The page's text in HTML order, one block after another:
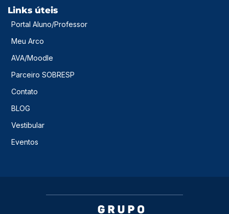
Links úteis
Portal Aluno/Professor
Meu Arco
AVA/Moodle
Parceiro SOBRESP
Contato
BLOG
Vestibular
Eventos